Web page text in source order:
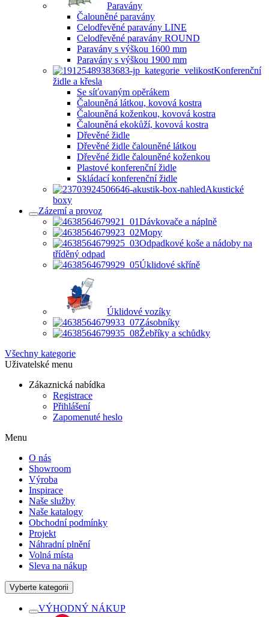
Paravány
Čalouněné paravány
Celodřevěné paravány LINE
Celodřevěné paravány ROUND
Paravány s výškou 1600 mm
Paravány s výškou 1900 mm
Konferenční
židle a křesla
Se síťovaným opěrákem
Čalouněná látkou, kovová kostra
Čalouněná koženkou, kovová kostra
Čalouněná ekokůží, kovová kostra
Dřevěné židle
Dřevěné židle čalouněné látkou
Dřevěné židle čalouněné koženkou
Plastové konferenční židle
Skládací konferenční židle
Akustické
boxy
Zázemí a provoz
Dávkovače a náplně
Mopy
Odpadkové koše a nádoby na
tříděný odpad
Úklidové skříně
Úklidové vozíky
Zásobníky
Žebříky a schůdky
Všechny kategorie
Uživatelské menu
Zákaznická nabídka
Registrace
Přihlášení
Zapomenuté heslo
Menu
O nás
Showroom
Výroba
Inspirace
Naše služby
Naše katalogy
Obchodní podmínky
Projekt
Náhradní plnění
Volná místa
Sleva na nákup
Vyberte kategorii
VÝHODNÝ NÁKUP